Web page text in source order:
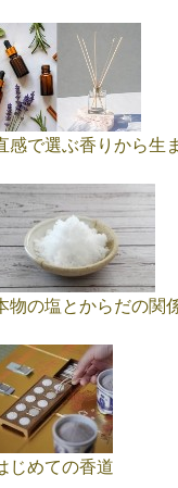
感で選ぶ香りから生
物の塩とからだの関
じめての香道